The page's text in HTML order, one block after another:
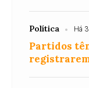
Política Há
Partidos